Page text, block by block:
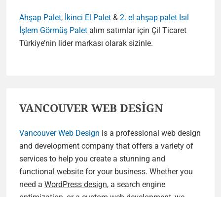
Ahşap Palet, İkinci El Palet & 2. el ahşap palet Isıl
İşlem Görmüş Palet alım satımlar için Çil Ticaret
Türkiye’nin lider markası olarak sizinle.
VANCOUVER WEB DESİGN
Vancouver Web Design is a professional web design
and development company that offers a variety of
services to help you create a stunning and
functional website for your business. Whether you
need a WordPress design, a search engine